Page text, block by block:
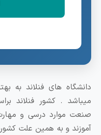
های فنلاند به بهترین
. کشور فنلاند براساس
موارد درسی و مهارت های
و به همین علت کشور